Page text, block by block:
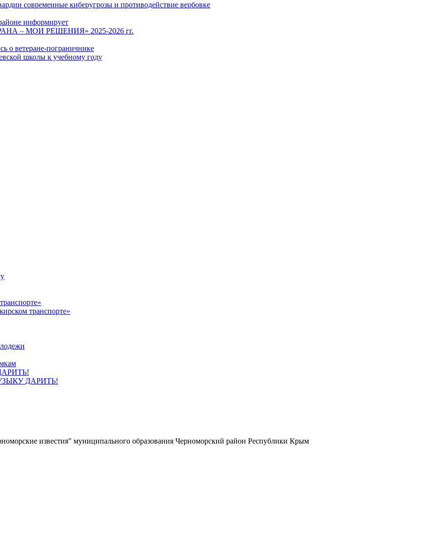
современные киберугрозы и противодействие вербовке
информирует
– МОИ РЕШЕНИЯ» 2025-2026 гг.
о ветеране-пограничнике
школы к учебному году
транспорте»
ДАРИТЬ!
известия" муниципального образования Черноморский район Республики Крым